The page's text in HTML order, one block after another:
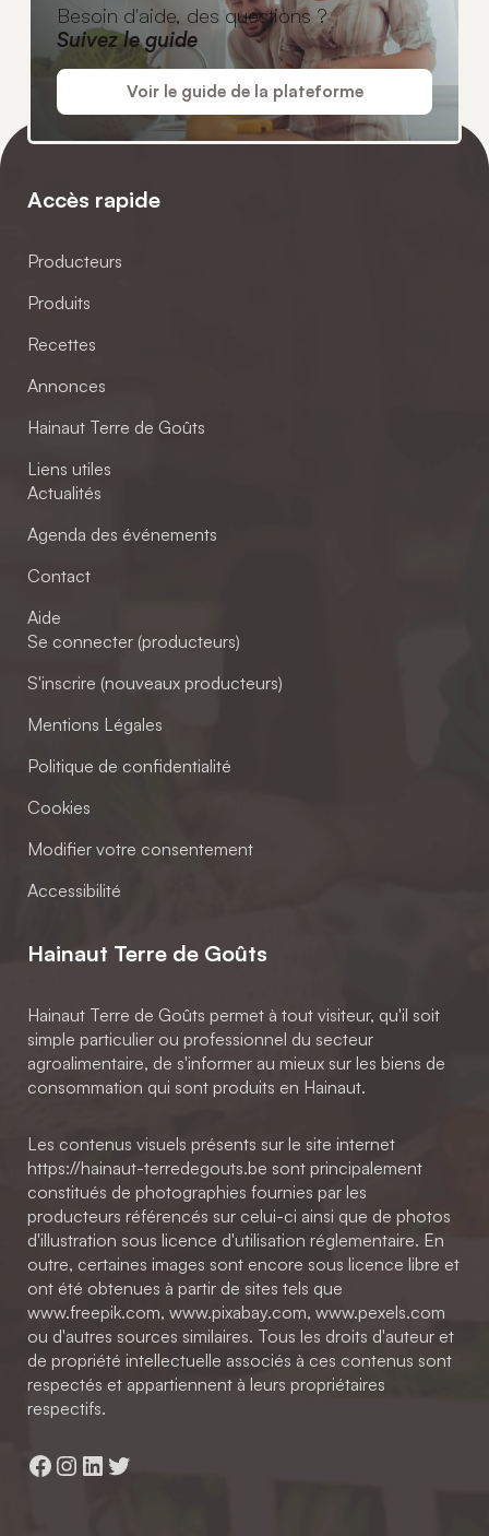
Besoin d'aide, des questions ?
Suivez le guide
Voir le guide de la plateforme
Accès rapide
Producteurs
Produits
Recettes
Annonces
Hainaut Terre de Goûts
Liens utiles
Actualités
Agenda des événements
Contact
Aide
Se connecter (producteurs)
S'inscrire (nouveaux producteurs)
Mentions Légales
Politique de confidentialité
Cookies
Modifier votre consentement
Accessibilité
Hainaut Terre de Goûts
Hainaut Terre de Goûts permet à tout visiteur, qu'il soit
simple particulier ou professionnel du secteur
agroalimentaire, de s'informer au mieux sur les biens de
consommation qui sont produits en Hainaut.
Les contenus visuels présents sur le site internet
https://hainaut-terredegouts.be sont principalement
constitués de photographies fournies par les
producteurs référencés sur celui-ci ainsi que de photos
d'illustration sous licence d'utilisation réglementaire. En
outre, certaines images sont encore sous licence libre et
ont été obtenues à partir de sites tels que
www.freepik.com, www.pixabay.com, www.pexels.com
ou d'autres sources similaires. Tous les droits d'auteur et
de propriété intellectuelle associés à ces contenus sont
respectés et appartiennent à leurs propriétaires
respectifs.
Facebook
Instagram
LinkedIn
Twitter